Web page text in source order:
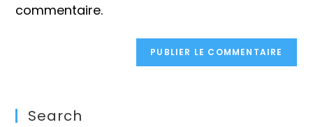
commentaire.
Search